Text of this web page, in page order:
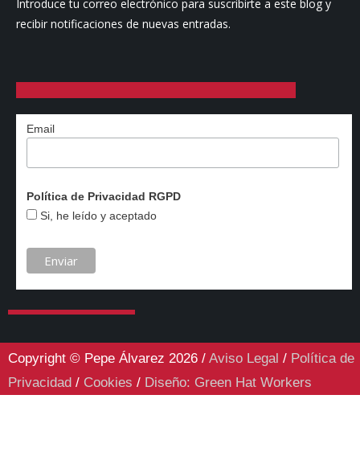
Introduce tu correo electrónico para suscribirte a este blog y
recibir notificaciones de nuevas entradas.
Email
Política de Privacidad RGPD
Si, he leído y aceptado
Copyright © Pepe Álvarez 2026 / Aviso Legal / Política de
Privacidad / Cookies / Diseño: Green Hat Workers